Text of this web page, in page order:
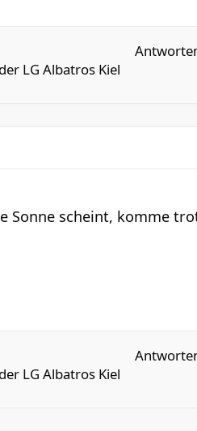
LG Albatros Kiel
Sonne scheint, komme
LG Albatros Kiel